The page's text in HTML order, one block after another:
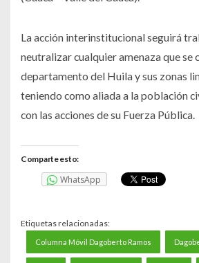
La acción interinstitucional seguirá
neutralizar cualquier amenaza que se
departamento del Huila y sus zonas
teniendo como aliada a la población
con las acciones de su Fuerza Pública.
Comparte esto:
WhatsApp
Etiquetas relacionadas:
Columna Móvil Dagoberto Ramos